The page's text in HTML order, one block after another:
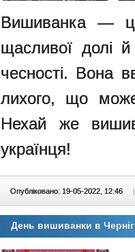
Вишиванка —
щасливої долі
чесності. Вона
лихого, що
Нехай же
українця!
Опубліковано: 19-05-2022, 12:46 |
День вишиванки в